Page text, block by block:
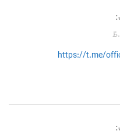
https://t.me/